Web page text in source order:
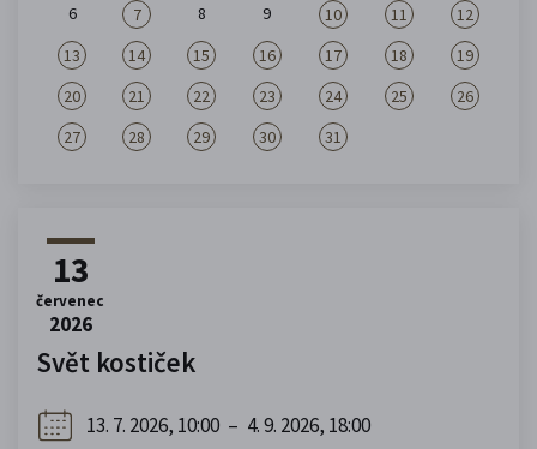
6
7 8 9 10 11
12
13
14 15 16 17 18
19
20
21 22 23 24 25
26
27
28 29 30 31
13
červenec
2026
Svět kostiček
13. 7. 2026, 10:00 – 4. 9. 2026, 18:00